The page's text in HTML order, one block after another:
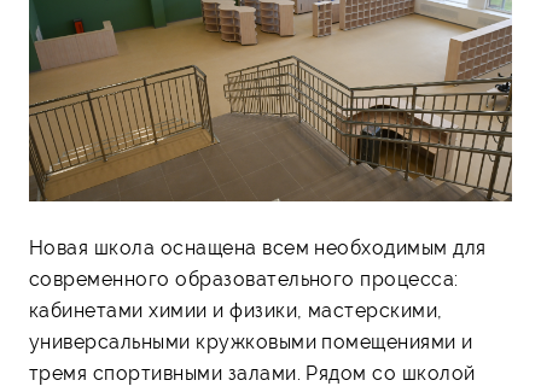
Новая школа оснащена всем необходимым для
современного образовательного процесса:
кабинетами химии и физики, мастерскими,
универсальными кружковыми помещениями и
тремя спортивными залами. Рядом со школой